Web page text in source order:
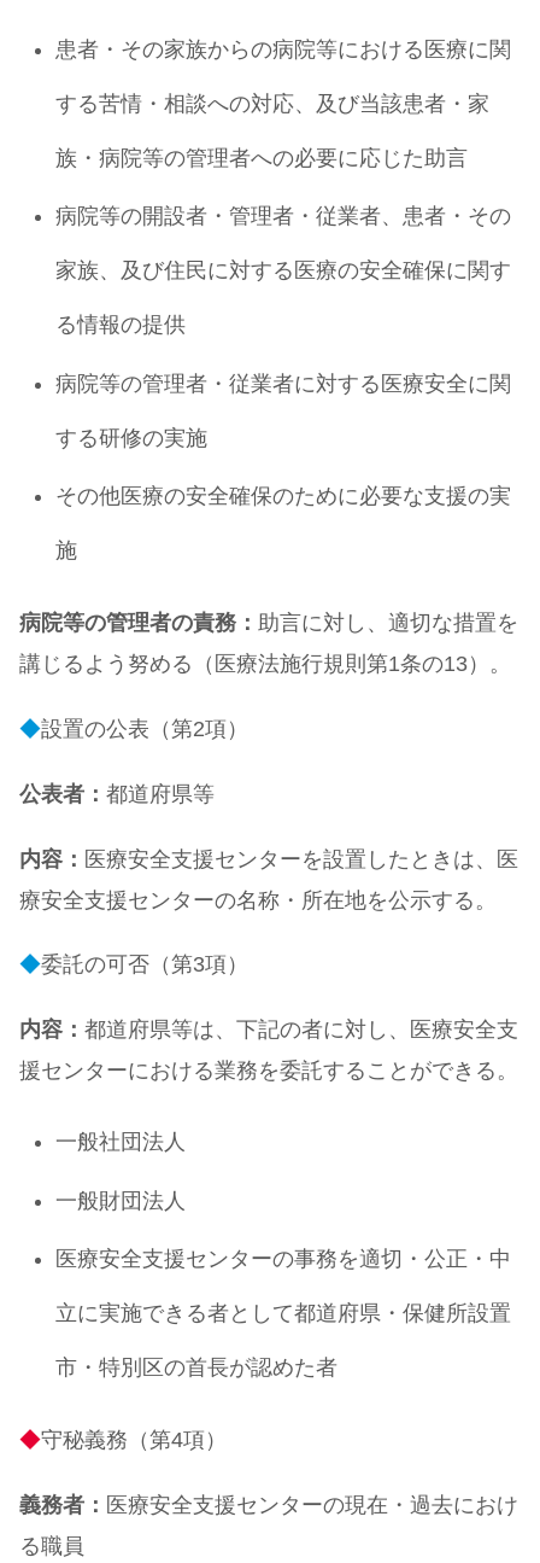
患者・その家族からの病院等における医療に関
する苦情・相談への対応、及び当該患者・家
族・病院等の管理者への必要に応じた助言
病院等の開設者・管理者・従業者、患者・その
家族、及び住民に対する医療の安全確保に関す
る情報の提供
病院等の管理者・従業者に対する医療安全に関
する研修の実施
その他医療の安全確保のために必要な支援の実
施
病院等の管理者の責務： 助言に対し、適切な措置を
講じるよう努める（医療法施行規則第1条の13）。
◆設置の公表（第2項）
公表者： 都道府県等
内容： 医療安全支援センターを設置したときは、医
療安全支援センターの名称・所在地を公示する。
◆委託の可否（第3項）
内容： 都道府県等は、下記の者に対し、医療安全支
援センターにおける業務を委託することができる。
一般社団法人
一般財団法人
医療安全支援センターの事務を適切・公正・中
立に実施できる者として都道府県・保健所設置
市・特別区の首長が認めた者
◆守秘義務（第4項）
義務者： 医療安全支援センターの現在・過去におけ
る職員